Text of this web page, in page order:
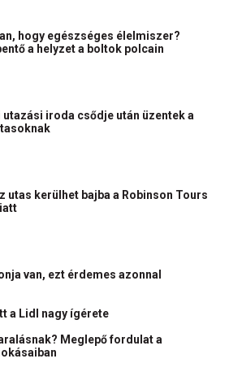
hogy egészséges élelmiszer?
a helyzet a boltok polcain
iroda csődje után üzentek a
utas kerülhet bajba a Robinson Tours
van, ezt érdemes azonnal
a Lidl nagy ígérete
Meglepő fordulat a